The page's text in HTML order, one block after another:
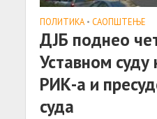
ПОЛИТИКА • САОПШТЕЊE
ДЈБ поднео
Уставном
РИК-а и
суда